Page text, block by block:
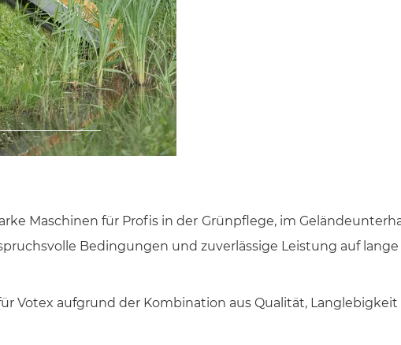
Maschinen für Profis in der Grünpflege, im
Bedingungen und zuverlässige Leistung auf lange
Votex aufgrund der Kombination aus Qualität,